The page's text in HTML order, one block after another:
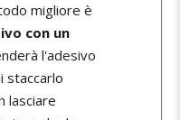
migliore è
con un
l'adesivo
staccarlo
lasciare